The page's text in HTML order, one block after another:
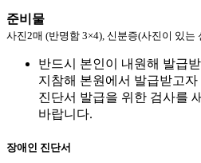
준비물
사진2매 (반명함 3×4), 신분증(사진이 있는
반드시 본인이 내원해 발급
지참해 본원에서 발급받고자
진단서 발급을 위한 검사를
바랍니다.
장애인 진단서